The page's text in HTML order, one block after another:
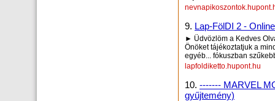
9. Lap-FölDI 2 -
► Üdvözlöm a Kedves
Önöket tájékoztatjuk a
egyéb... fókuszban
lapfoldiketto.hupont.hu
10. ------- MARVEL
gyűjtemény)